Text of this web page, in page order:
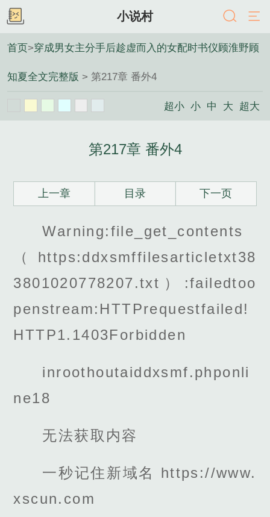
小说村
首页>穿成男女主分手后趁虚而入的女配时书仪顾淮野顾
知夏全文完整版 > 第217章 番外4
超小 小 中 大 超大
第217章 番外4
上一章 目录 下一页
Warning:file_get_contents
（https:ddxsmffilesarticletxt38
3801020778207.txt）:failedtoo
penstream:HTTPrequestfailed!
HTTP1.1403Forbidden
inroothoutaiddxsmf.phponli
ne18
无法获取内容
一秒记住新域名 https://www.
xscun.com